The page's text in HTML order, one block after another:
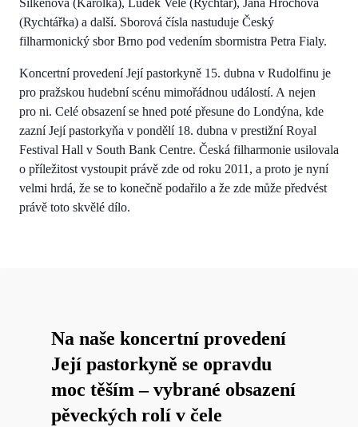
Silkenová (Karolka), Luděk Vele (Rychtář), Jana Hrochová
(Rychtářka) a další. Sborová čísla nastuduje Český
filharmonický sbor Brno pod vedením sbormistra Petra Fialy.
Koncertní provedení Její pastorkyně 15. dubna v Rudolfinu je
pro pražskou hudební scénu mimořádnou událostí. A nejen
pro ni. Celé obsazení se hned poté přesune do Londýna, kde
zazní Její pastorkyňa v pondělí 18. dubna v prestižní Royal
Festival Hall v South Bank Centre. Česká filharmonie usilovala
o příležitost vystoupit právě zde od roku 2011, a proto je nyní
velmi hrdá, že se to konečně podařilo a že zde může předvést
právě toto skvělé dílo.
Na naše koncertní provedení
Její pastorkyně se opravdu
moc těším – vybrané obsazení
pěveckých rolí v čele